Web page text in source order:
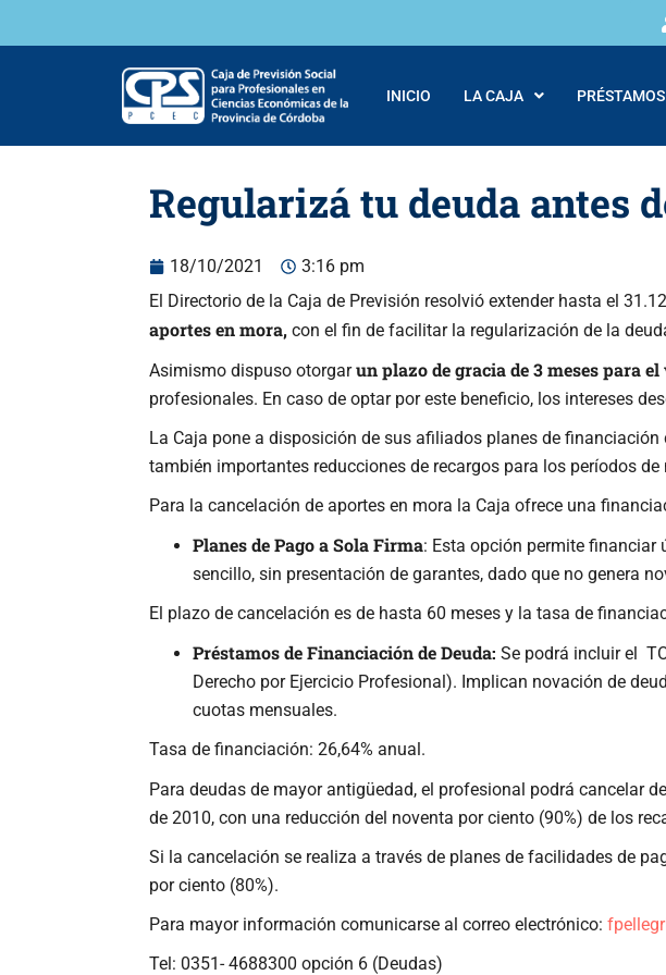
INICIO LA CAJA PRÉSTAMOS
Regularizá tu deuda antes
18/10/2021
3:16 pm
El Directorio de la Caja de Previsión resolvió extender hasta el
aportes en mora, con el fin de facilitar la regularización de la
Asimismo dispuso otorgarun plazo de gracia de 3 meses para
profesionales. En caso de optar por este beneficio, los intereses
La Caja pone a disposición de sus afiliados planes de
también importantes reducciones de recargos para los períodos
Para la cancelación de aportes en mora la Caja ofrece una
Planes de Pago a Sola Firma: Esta opción permite financiar
sencillo, sin presentación de garantes, dado que no genera
El plazo de cancelación es de hasta 60 meses y la tasa de
Préstamos de Financiación de Deuda: Se podrá incluir el
Derecho por Ejercicio Profesional). Implican novación de
cuotas mensuales.
Tasa de financiación: 26,64% anual.
Para deudas de mayor antigüedad, el profesional podrá cancelar de
de 2010, con una reducción del noventa por ciento (90%) de los
Si la cancelación se realiza a través de planes de facilidades de
por ciento (80%).
Para mayor información comunicarse al correo electrónico:
Tel: 0351- 4688300 opción 6 (Deudas)